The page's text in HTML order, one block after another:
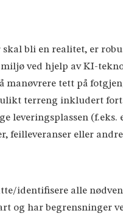
bli en realitet, er
ved hjelp av KI-
tett på
terreng inkludert
leveringsplassen
feilleveranser eller
identifisere alle
og har begrensninger